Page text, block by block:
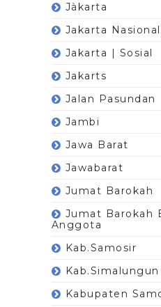
Jàkarta
Jakarta Nasional
Jakarta | Sosial
Jakarts
Jalan Pasundan
Jambi
Jawa Barat
Jawabarat
Jumat Barokah
Jumat Barokah
Anggota
Kab.Samosir
Kab.Simalungun
Kabupaten